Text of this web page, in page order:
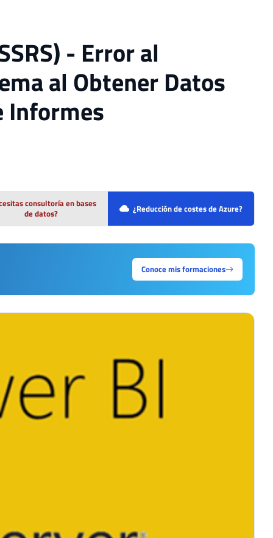
- Error al
al Obtener Datos
Informes
consultoría en bases
de datos?
¿Reducción de costes de Azure?
Conoce mis formaciones